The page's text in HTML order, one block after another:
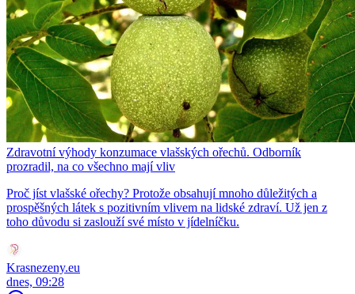
Zdravotní výhody konzumace vlašských ořechů. Odborník
prozradil, na co všechno mají vliv
Proč jíst vlašské ořechy? Protože obsahují mnoho důležitých a
prospěšných látek s pozitivním vlivem na lidské zdraví. Už jen z
toho důvodu si zaslouží své místo v jídelníčku.
Krasnezeny.eu
dnes, 09:28